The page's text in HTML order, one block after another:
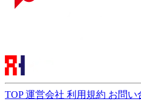
TOP運営会社 利用規約 お問い